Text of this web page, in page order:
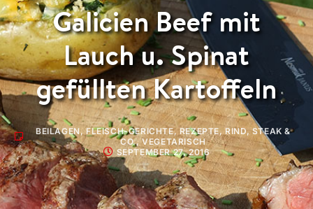
Galicien Beef mit
Lauch u. Spinat
gefüllten Kartoffeln
BEILAGEN,FLEISCH-GERICHTE,REZEPTE, RIND,STEAK &
CO.,VEGETARISCH
SEPTEMBER 27, 2016